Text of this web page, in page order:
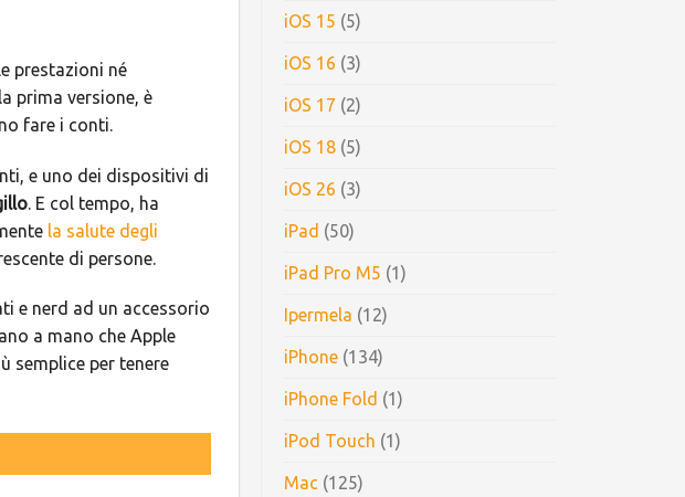
prestazioni né
prima versione, è
fare i conti.
e uno dei dispositivi di
. E col tempo, ha
la salute degli
di persone.
e nerd ad un accessorio
a mano che Apple
semplice per tenere
iOS 15 (5)
iOS 16 (3)
iOS 17 (2)
iOS 18(5)
iOS 26 (3)
iPad (50)
iPad Pro M5 (1)
Ipermela (12)
iPhone(134)
iPhone Fold (1)
iPod Touch (1)
Mac(125)